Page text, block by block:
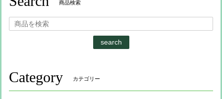
商品検索
search
Category カテゴリー